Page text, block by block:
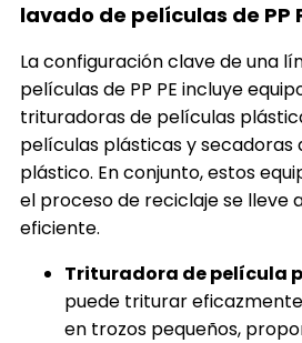
lavado de películas de PP
La configuración clave de una
películas de PP PE incluye
trituradoras de películas
películas plásticas y secadoras
plástico. En conjunto, estos
el proceso de reciclaje se lleve
eficiente.
Trituradora de película
puede triturar
en trozos pequeños,